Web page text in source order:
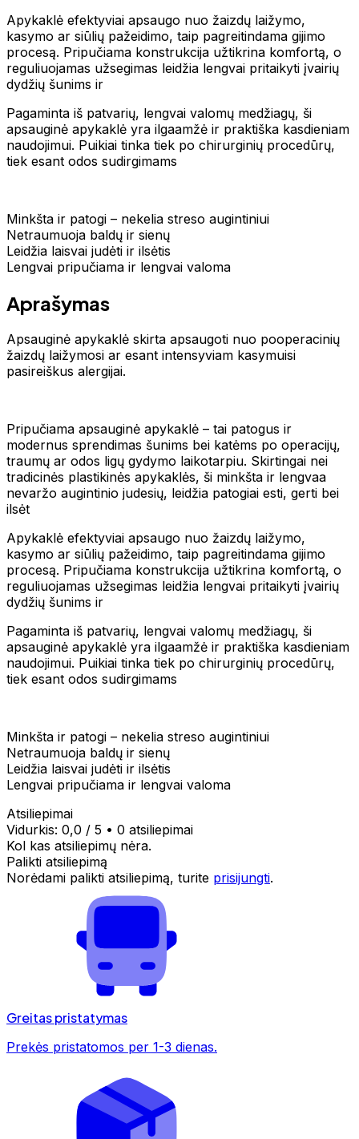
Apykaklė efektyviai apsaugo nuo žaizdų laižymo,
kasymo ar siūlių pažeidimo, taip pagreitindama gijimo
procesą. Pripučiama konstrukcija užtikrina komfortą, o
reguliuojamas užsegimas leidžia lengvai pritaikyti įvairių
dydžių šunims ir
Pagaminta iš patvarių, lengvai valomų medžiagų, ši
apsauginė apykaklė yra ilgaamžė ir praktiška kasdieniam
naudojimui. Puikiai tinka tiek po chirurginių procedūrų,
tiek esant odos sudirgimams
Minkšta ir patogi – nekelia streso augintiniui
Netraumuoja baldų ir sienų
Leidžia laisvai judėti ir ilsėtis
Lengvai pripučiama ir lengvai valoma
Aprašymas
Apsauginė apykaklė skirta apsaugoti nuo pooperacinių
žaizdų laižymosi ar esant intensyviam kasymuisi
pasireiškus alergijai.
Pripučiama apsauginė apykaklė – tai patogus ir
modernus sprendimas šunims bei katėms po operacijų,
traumų ar odos ligų gydymo laikotarpiu. Skirtingai nei
tradicinės plastikinės apykaklės, ši minkšta ir lengvaa
nevaržo augintinio judesių, leidžia patogiai esti, gerti bei
ilsėt
Apykaklė efektyviai apsaugo nuo žaizdų laižymo,
kasymo ar siūlių pažeidimo, taip pagreitindama gijimo
procesą. Pripučiama konstrukcija užtikrina komfortą, o
reguliuojamas užsegimas leidžia lengvai pritaikyti įvairių
dydžių šunims ir
Pagaminta iš patvarių, lengvai valomų medžiagų, ši
apsauginė apykaklė yra ilgaamžė ir praktiška kasdieniam
naudojimui. Puikiai tinka tiek po chirurginių procedūrų,
tiek esant odos sudirgimams
Minkšta ir patogi – nekelia streso augintiniui
Netraumuoja baldų ir sienų
Leidžia laisvai judėti ir ilsėtis
Lengvai pripučiama ir lengvai valoma
Atsiliepimai
Vidurkis: 0,0 / 5 • 0 atsiliepimai
Kol kas atsiliepimų nėra.
Palikti atsiliepimą
Norėdami palikti atsiliepimą, turite prisijungti.
Greitas pristatymas
Prekės pristatomos per 1-3 dienas.